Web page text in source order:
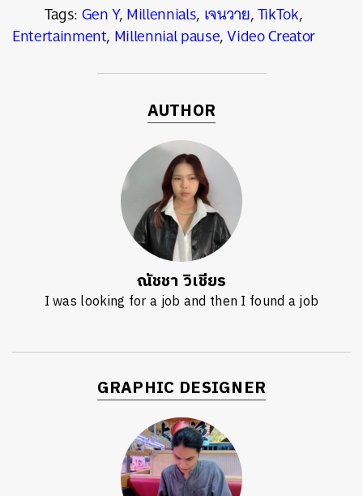
Tags:Gen Y,Millennials, เจนวาย,TikTok,
Entertainment, Millennial pause,Video Creator
AUTHOR
ณัชชา วิเชียร
I was looking for a job and then I found a job
GRAPHIC DESIGNER